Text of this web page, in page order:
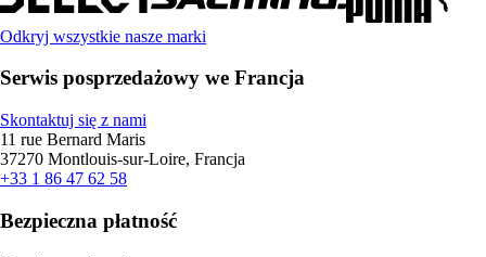
Odkryj wszystkie nasze marki
Serwis posprzedażowy we Francja
Skontaktuj się z nami
11 rue Bernard Maris
37270 Montlouis-sur-Loire, Francja
+33 1 86 47 62 58
Bezpieczna płatność